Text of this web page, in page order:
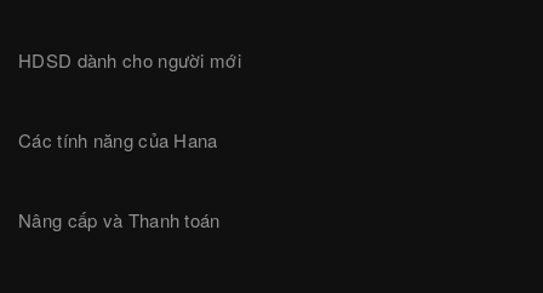
HDSD dành cho người mới
Các tính năng của Hana
Nâng cấp và Thanh toán